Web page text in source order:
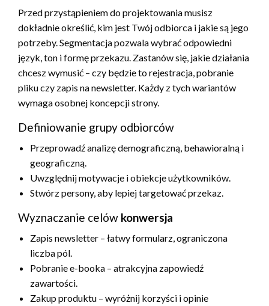
Przed przystąpieniem do projektowania musisz
dokładnie określić, kim jest Twój odbiorca i jakie są jego
potrzeby. Segmentacja pozwala wybrać odpowiedni
język, ton i formę przekazu. Zastanów się, jakie działania
chcesz wymusić – czy będzie to rejestracja, pobranie
pliku czy zapis na newsletter. Każdy z tych wariantów
wymaga osobnej koncepcji strony.
Definiowanie grupy odbiorców
Przeprowadź analizę demograficzną, behawioralną i
geograficzną.
Uwzględnij motywacje i obiekcje użytkowników.
Stwórz persony, aby lepiej targetować przekaz.
Wyznaczanie celów konwersja
Zapis newsletter – łatwy formularz, ograniczona
liczba pól.
Pobranie e-booka – atrakcyjna zapowiedź
zawartości.
Zakup produktu – wyróżnij korzyści i opinie